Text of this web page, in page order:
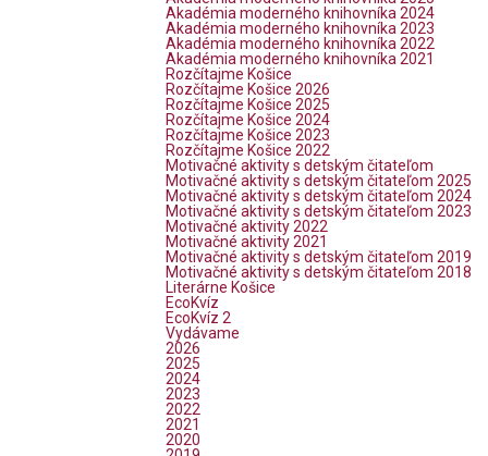
Akadémia moderného knihovníka 2024
Akadémia moderného knihovníka 2023
Akadémia moderného knihovníka 2022
Akadémia moderného knihovníka 2021
Rozčítajme Košice
Rozčítajme Košice 2026
Rozčítajme Košice 2025
Rozčítajme Košice 2024
Rozčítajme Košice 2023
Rozčítajme Košice 2022
Motivačné aktivity s detským čitateľom
Motivačné aktivity s detským čitateľom 2025
Motivačné aktivity s detským čitateľom 2024
Motivačné aktivity s detským čitateľom 2023
Motivačné aktivity 2022
Motivačné aktivity 2021
Motivačné aktivity s detským čitateľom 2019
Motivačné aktivity s detským čitateľom 2018
Literárne Košice
EcoKvíz
EcoKvíz 2
Vydávame
2026
2025
2024
2023
2022
2021
2020